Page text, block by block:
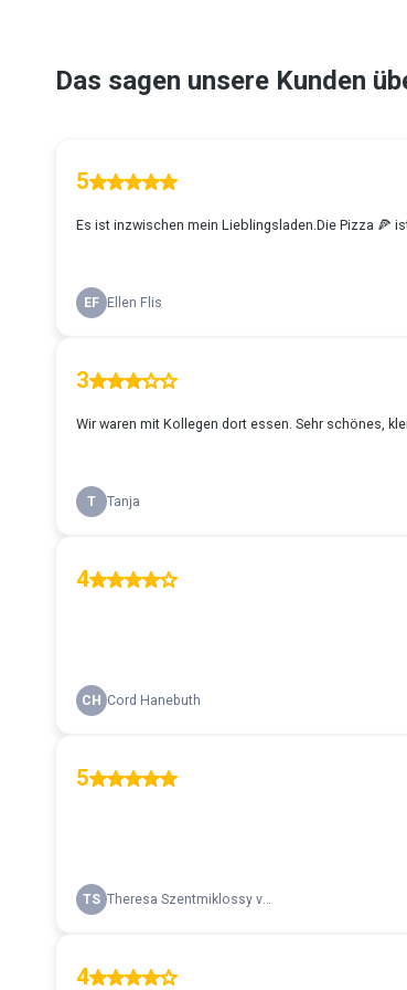
Das sagen unsere Kunden
5
Es ist inzwischen mein Lieblingsladen.Die Pizza 🍕
EF Ellen Flis
3
Wir waren mit Kollegen dort essen. Sehr schönes,
T Tanja
4
CH Cord Hanebuth
5
TS Theresa Szentmiklossy von Primocz
4